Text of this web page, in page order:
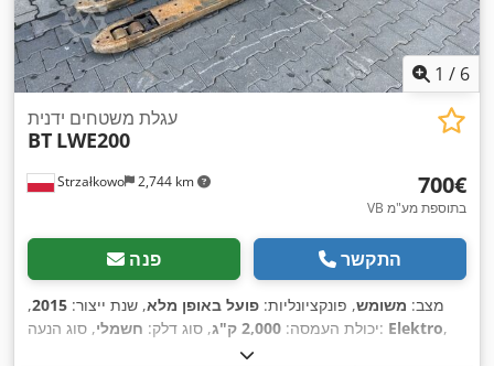
1 / 6
Strzałkowo 2,744 km
עגלת משטחים ידנית
BT LWE200
‏700 ‏€
VB בתוספת מע"מ
פנה התקשר
מצב: משומש, פונקציונליות: פועל באופן מלא, שנת ייצור: 2015
,
יכולת העמסה: 2,000 ק"ג , סוג דלק: חשמלי , סוג הנעה: Elektro,